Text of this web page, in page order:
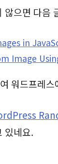
않으면 다음
in
Image
워드프레
있네요.